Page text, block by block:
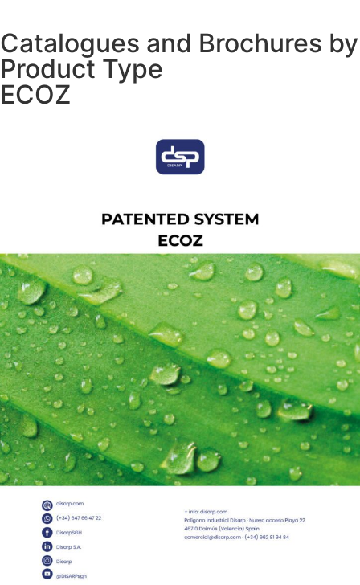
Catalogues and Brochures by
Product Type
ECOZ